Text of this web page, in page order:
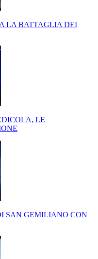
LA BATTAGLIA DEI
LE
SAN GEMILIANO CON